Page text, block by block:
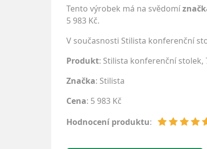
Tento výrobek má na svědomí
5 983 Kč.
V současnosti Stilista konferenční
Produkt: Stilista konferenční stolek,
Značka: Stilista
Cena: 5 983 Kč
Hodnocení produktu: